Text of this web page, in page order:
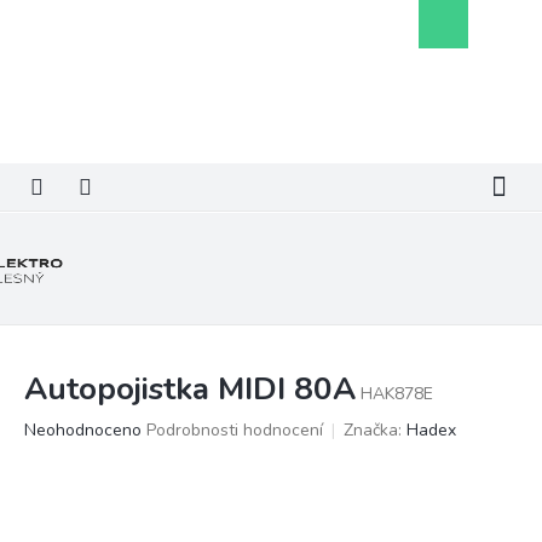
košík
Autopojistka MIDI 80A HAK878E
Průměrné
Neohodnoceno Podrobnosti hodnocení Značka: Hadex